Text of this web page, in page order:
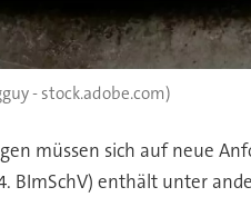
- stock.adobe.com)
müssen sich auf neue
BImSchV) enthält unter